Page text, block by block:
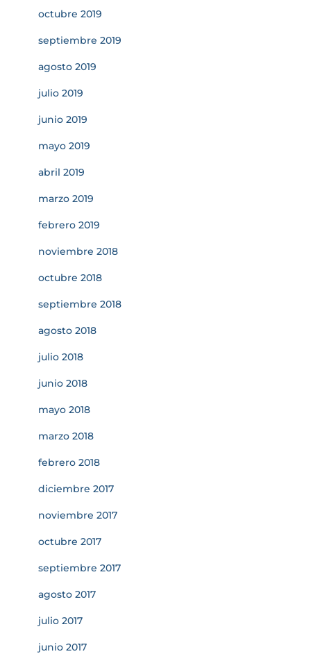
octubre 2019
septiembre 2019
agosto 2019
julio 2019
junio 2019
mayo 2019
abril 2019
marzo 2019
febrero 2019
noviembre 2018
octubre 2018
septiembre 2018
agosto 2018
julio 2018
junio 2018
mayo 2018
marzo 2018
febrero 2018
diciembre 2017
noviembre 2017
octubre 2017
septiembre 2017
agosto 2017
julio 2017
junio 2017